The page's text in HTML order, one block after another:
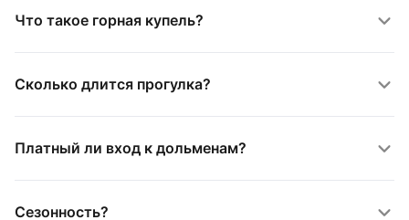
Что такое горная купель?
Сколько длится прогулка?
Платный ли вход к дольменам?
Сезонность?